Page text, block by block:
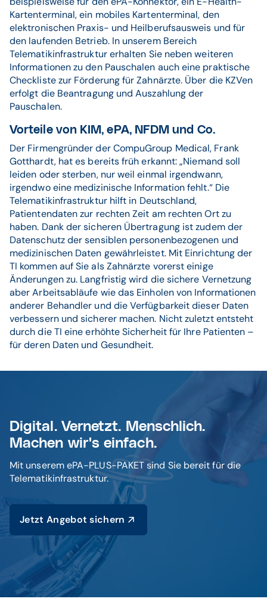
Gesetzliche Verpflichtung
Ab dem 1. Juli 2021 müssen alle Ärzte und
Zahnärzte die ePA in ihrer Praxis
unterstützen.
Bei Nichtdurchführung wird 1 % des
pauschalen Honorars abgezogen (zusätzlich
zum Honorarabzug von 2,5 %, sofern VSDM
nicht durchgeführt wird).
Kartenterminal, ein mobiles Kartenterminal, den
elektronischen Praxis- und Heilberufsausweis und für
den laufenden Betrieb. In unserem Bereich
Telematikinfrastruktur erhalten Sie neben weiteren
Informationen zu den Pauschalen auch eine praktische
Checkliste zur Förderung für Zahnärzte. Über die KZVen
erfolgt die Beantragung und Auszahlung der
Pauschalen.
Vorteile von KIM, ePA, NFDM und Co.
Der Firmengründer der CompuGroup Medical, Frank
Gotthardt, hat es bereits früh erkannt: „Niemand soll
leiden oder sterben, nur weil einmal irgendwann,
irgendwo eine medizinische Information fehlt.“ Die
Telematikinfrastruktur hilft in Deutschland,
Patientendaten zur rechten Zeit am rechten Ort zu
haben. Dank der sicheren Übertragung ist zudem der
Datenschutz der sensiblen personenbezogenen und
medizinischen Daten gewährleistet. Mit Einrichtung der
TI kommen auf Sie als Zahnärzte vorerst einige
Änderungen zu. Langfristig wird die sichere Vernetzung
aber Arbeitsabläufe wie das Einholen von Informationen
anderer Behandler und die Verfügbarkeit dieser Daten
verbessern und sicherer machen. Nicht zuletzt entsteht
durch die TI eine erhöhte Sicherheit für Ihre Patienten –
für deren Daten und Gesundheit.
Digital. Vernetzt. Menschlich.
Machen wir's einfach.
Mit unserem ePA-PLUS-PAKET sind Sie bereit für die
Telematikinfrastruktur.
Jetzt Angebot sichern